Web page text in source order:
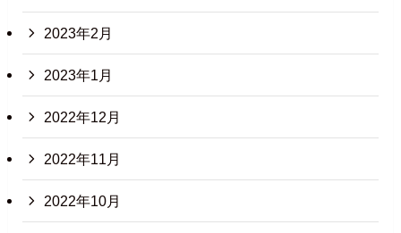
2023年2月
2023年1月
2022年12月
2022年11月
2022年10月